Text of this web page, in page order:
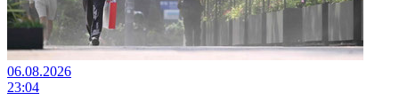
06.08.2026
23:04